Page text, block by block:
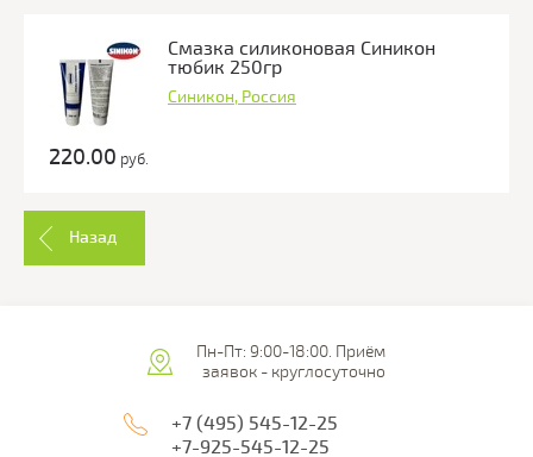
Смазка силиконовая Синикон
тюбик 250гр
Синикон, Россия
220.00 руб.
Назад
Пн-Пт: 9:00-18:00. Приём
заявок - круглосуточно
+7 (495) 545-12-25
+7-925-545-12-25